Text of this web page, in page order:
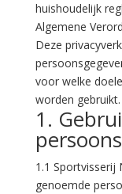
huishoudelijk
Algemene
Deze
voor welke
worden gebruikt.
1.
1.1 Sportvisserij
genoemde